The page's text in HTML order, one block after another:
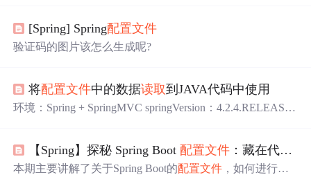
文章里阐述。
[Spring] Spring配置文件
验证码的图片该怎么生成呢?
将配置文件中的数据读取到JAVA代码中使用
环境：Spring + SpringMVC springVersion：4.2.4.RELEASE
【Spring】探秘 Spring Boot配置文件 ：藏在代码背后的 “魔法配方”，一键激活项目超能力
本期主要讲解了关于Spring Boot的配置文件 ，如何进行快